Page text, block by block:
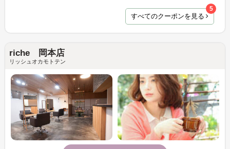
すべてのクーポンを見る
5
riche 岡本店
リッシュオカモトテン